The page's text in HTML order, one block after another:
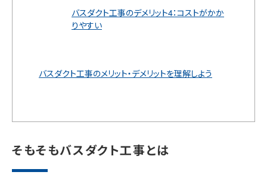
バスダクト工事のデメリット4：コストがかか
りやすい
バスダクト工事のメリット・デメリットを理解しよう
そもそもバスダクト工事とは